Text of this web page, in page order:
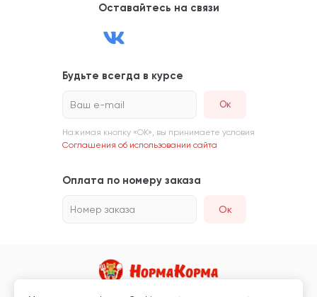
Оставайтесь на связи
Будьте всегда в курсе
Ваш e-mail
Нажимая кнопку «ОК», вы принимаете условия
Соглашения об использовании сайта
Оплата по номеру заказа
Номер заказа Ок